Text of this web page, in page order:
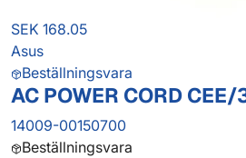
SEK 168.05
Asus
Beställningsvara
AC POWER CORD
14009-00150700
Beställningsvara